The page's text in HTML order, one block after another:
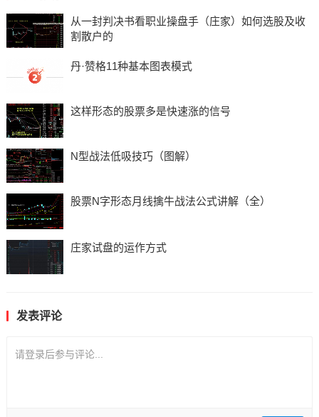
从一封判决书看职业操盘手（庄家）如何选股及收
割散户的
丹·赞格11种基本图表模式
这样形态的股票多是快速涨的信号
N型战法低吸技巧（图解）
股票N字形态月线擒牛战法公式讲解（全）
庄家试盘的运作方式
发表评论
请登录后参与评论...